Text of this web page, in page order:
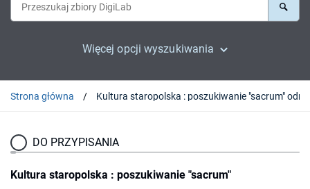
Więcej opcji wyszukiwania
Strona główna
DO PRZYPISANIA
Kultura staropolska : poszukiwanie "sacrum"